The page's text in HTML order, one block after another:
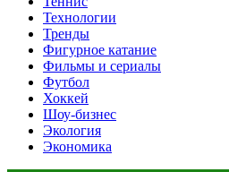
Технологии
Тренды
Фигурное катание
Фильмы и сериалы
Футбол
Хоккей
Шоу-бизнес
Экология
Экономика